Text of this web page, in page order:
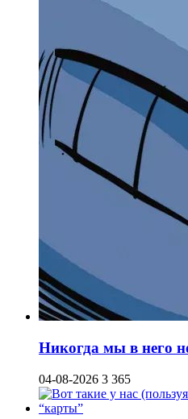
Никогда мы в него
04-08-2026 3 365